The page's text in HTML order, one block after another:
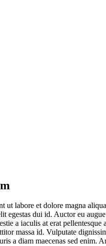
labore et dolore magna
dui id. Auctor eu
a iaculis at erat
massa id. Vulputate
a diam maecenas sed enim.